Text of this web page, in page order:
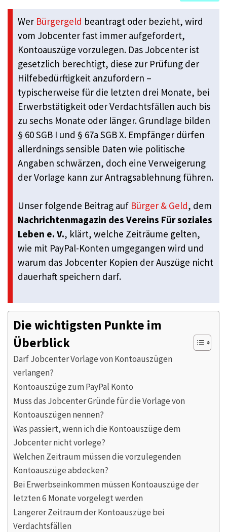
Wer Bürgergeld beantragt oder bezieht, wird
vom Jobcenter fast immer aufgefordert,
Kontoauszüge vorzulegen. Das Jobcenter ist
gesetzlich berechtigt, diese zur Prüfung der
Hilfebedürftigkeit anzufordern –
typischerweise für die letzten drei Monate, bei
Erwerbstätigkeit oder Verdachtsfällen auch bis
zu sechs Monate oder länger. Grundlage bilden
§ 60 SGB I und § 67a SGB X. Empfänger dürfen
allerdnings sensible Daten wie politische
Angaben schwärzen, doch eine Verweigerung
der Vorlage kann zur Antragsablehnung führen.
Unser folgende Beitrag auf Bürger & Geld, dem
Nachrichtenmagazin des Vereins Für soziales
Leben e. V., klärt, welche Zeiträume gelten,
wie mit PayPal-Konten umgegangen wird und
warum das Jobcenter Kopien der Auszüge nicht
dauerhaft speichern darf.
Die wichtigsten Punkte im
Überblick
Darf Jobcenter Vorlage von Kontoauszügen
verlangen?
Kontoauszüge zum PayPal Konto
Muss das Jobcenter Gründe für die Vorlage von
Kontoauszügen nennen?
Was passiert, wenn ich die Kontoauszüge dem
Jobcenter nicht vorlege?
Welchen Zeitraum müssen die vorzulegenden
Kontoauszüge abdecken?
Bei Erwerbseinkommen müssen Kontoauszüge der
letzten 6 Monate vorgelegt werden
Längerer Zeitraum der Kontoauszüge bei
Verdachtsfällen